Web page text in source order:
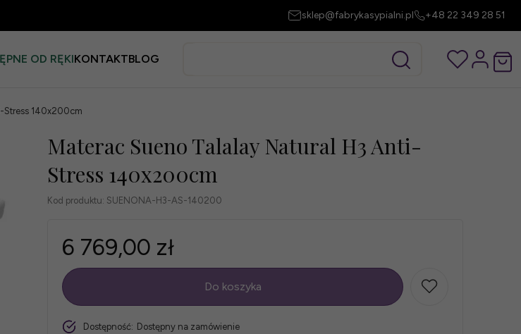
sklep@fabrykasypialni.pl +48 22 349 28 51
OD RĘKIKONTAKTBLOG
Stress 140x200cm
Materac Sueno Talalay Natural H3 Anti-
Stress 140x200cm
Kod produktu: SUENONA-H3-AS-140200
6 769,00 zł
szt.
Do koszyka
Dostępność: Dostępny na zamówienie